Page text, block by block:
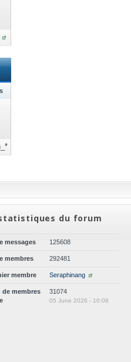
du forum
messages 125608
membres 292481
membre Seraphinang
de membres
31074
05 June 2026 - 10:08